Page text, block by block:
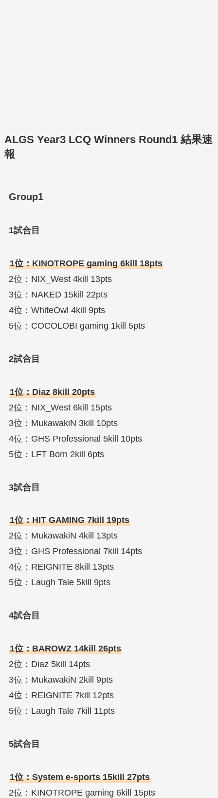
ALGS Year3 LCQ Winners Round1 結果速
報
Group1
1試合目
1位：KINOTROPE gaming 6kill 18pts
2位：NIX_West 4kill 13pts
3位：NAKED 15kill 22pts
4位：WhiteOwl 4kill 9pts
5位：COCOLOBI gaming 1kill 5pts
2試合目
1位：Diaz 8kill 20pts
2位：NIX_West 6kill 15pts
3位：MukawakiN 3kill 10pts
4位：GHS Professional 5kill 10pts
5位：LFT Born 2kill 6pts
3試合目
1位：HIT GAMING 7kill 19pts
2位：MukawakiN 4kill 13pts
3位：GHS Professional 7kill 14pts
4位：REIGNITE 8kill 13pts
5位：Laugh Tale 5kill 9pts
4試合目
1位：BAROWZ 14kill 26pts
2位：Diaz 5kill 14pts
3位：MukawakiN 2kill 9pts
4位：REIGNITE 7kill 12pts
5位：Laugh Tale 7kill 11pts
5試合目
1位：System e-sports 15kill 27pts
2位：KINOTROPE gaming 6kill 15pts